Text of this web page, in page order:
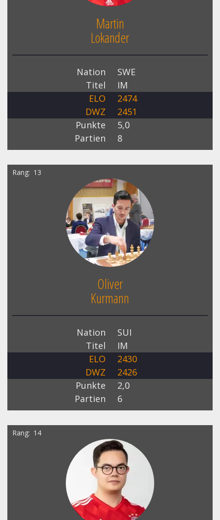
Martin
Lokander
Nation
SWE
Titel
IM
ELO
2474
DWZ
2451
Punkte
5,0
Partien
8
Rang 13
Oliver
Kurmann
Nation
SUI
Titel
IM
ELO
2430
DWZ
2426
Punkte
2,0
Partien
6
Rang 14